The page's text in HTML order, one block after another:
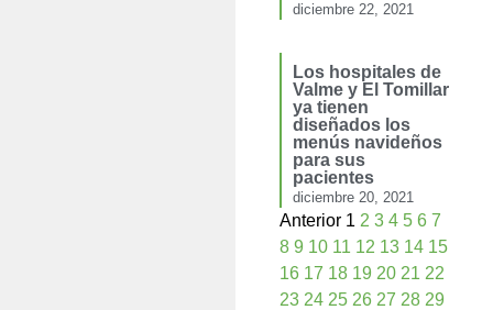
diciembre 22, 2021
Los hospitales de
Valme y El Tomillar
ya tienen
diseñados los
menús navideños
para sus
pacientes
diciembre 20, 2021
Anterior 1 2 3 4 5 6 7
8 9 10 11 12 13 14 15
16 17 18 19 20 21 22
23 24 25 26 27 28 29